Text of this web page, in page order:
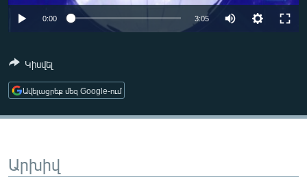
ՄԻՋԱԶԳԱՅԻՆ
ՍՊՈՐՏ
ՄԵԿՆԱԲԱՆՈՒԹՅՈՒՆ
ԱՐԽԻՎ
0:00 3:05
Կիսվել
Ավելացրեք մեզ Google-ում
Արխիվ